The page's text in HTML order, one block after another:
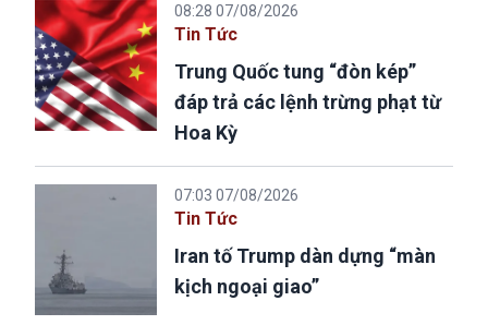
08:28 07/08/2026
Tin Tức
Trung Quốc tung “đòn kép”
đáp trả các lệnh trừng phạt từ
Hoa Kỳ
07:03 07/08/2026
Tin Tức
Iran tố Trump dàn dựng “màn
kịch ngoại giao”